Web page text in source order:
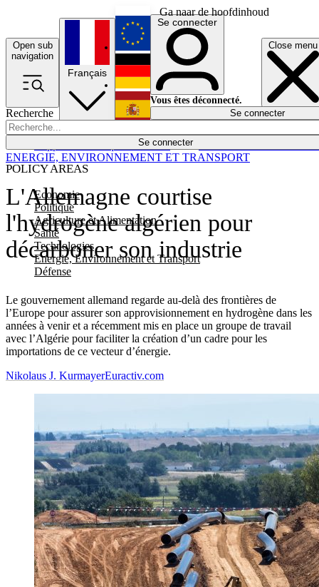
Ga naar de hoofdinhoud
Open sub
navigation
Close menu
Recherche
Se connecter
POLICY AREAS
Economie
Politique
Agriculture et Alimentation
Santé
Technologies
Energie, Environnement et Transport
Défense
Économie
Français
English
Deutsch
Español
Se connecter
Vous êtes déconnecté.
Se connecter
L'Allemagne courtise
l'hydrogène algérien pour
décarboner son industrie
Le gouvernement allemand regarde au-delà des frontières de
l’Europe pour assurer son approvisionnement en hydrogène dans les
années à venir et a récemment mis en place un groupe de travail
avec l’Algérie pour faciliter la création d’un cadre pour les
importations de ce vecteur d’énergie.
ENERGIE, ENVIRONNEMENT ET TRANSPORT
Nikolaus J. KurmayerEuractiv.com